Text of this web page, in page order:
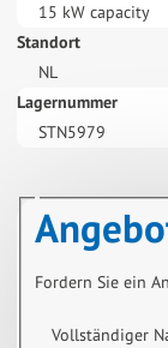
15 kW capacity
Standort
NL
Lagernummer
STN5979
Fordern Sie ein
Vollständiger